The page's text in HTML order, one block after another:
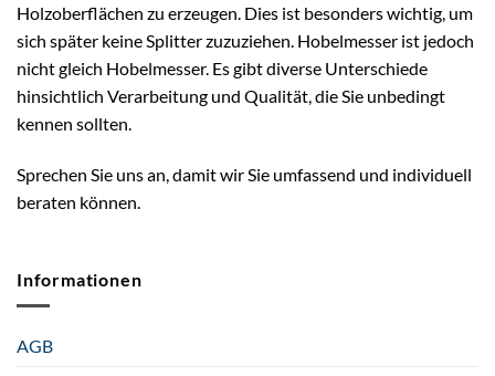
Holzoberflächen zu erzeugen. Dies ist besonders wichtig, um
sich später keine Splitter zuzuziehen. Hobelmesser ist jedoch
nicht gleich Hobelmesser. Es gibt diverse Unterschiede
hinsichtlich Verarbeitung und Qualität, die Sie unbedingt
kennen sollten.
Sprechen Sie uns an, damit wir Sie umfassend und individuell
beraten können.
Informationen
AGB